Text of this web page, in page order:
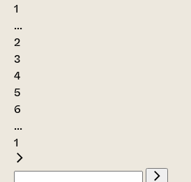
1
...
2
3
4
5
6
...
1